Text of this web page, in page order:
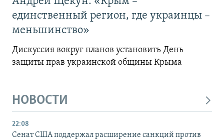
единственный регион, где украинцы –
меньшинство»
Дискуссия вокруг планов установить День
защиты прав украинской общины Крыма
НОВОСТИ
22:08
Сенат США поддержал расширение санкций против